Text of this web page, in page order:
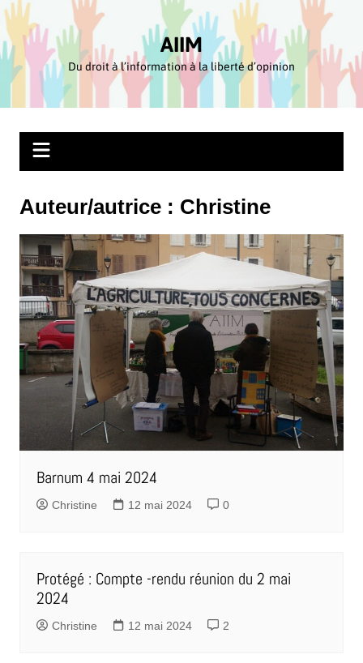
Aller
au
contenu
AIIM
Du droit à l’information à la liberté d’opinion
Auteur/autrice : Christine
Barnum 4 mai 2024
Christine 12 mai 2024 0
Protégé : Compte -rendu réunion du 2 mai
2024
Christine 12 mai 2024 2